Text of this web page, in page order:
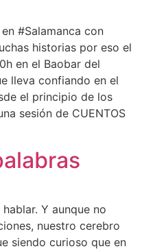
#Salamanca con
historias por eso el
en el Baobar del
lleva confiando en el
el principio de los
sesión de CUENTOS
Y aunque no
nuestro cerebro
siendo curioso que en